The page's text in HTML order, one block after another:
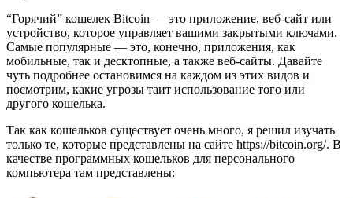
“Горячий” кошелек Bitcoin — это приложение, веб-сайт или
устройство, которое управляет вашими закрытыми ключами.
Самые популярные — это, конечно, приложения, как
мобильные, так и десктопные, а также веб-сайты. Давайте
чуть подробнее остановимся на каждом из этих видов и
посмотрим, какие угрозы таит использование того или
другого кошелька.
Так как кошельков существует очень много, я решил изучать
только те, которые представлены на сайте https://bitcoin.org/. В
качестве программных кошельков для персонального
компьютера там представлены: